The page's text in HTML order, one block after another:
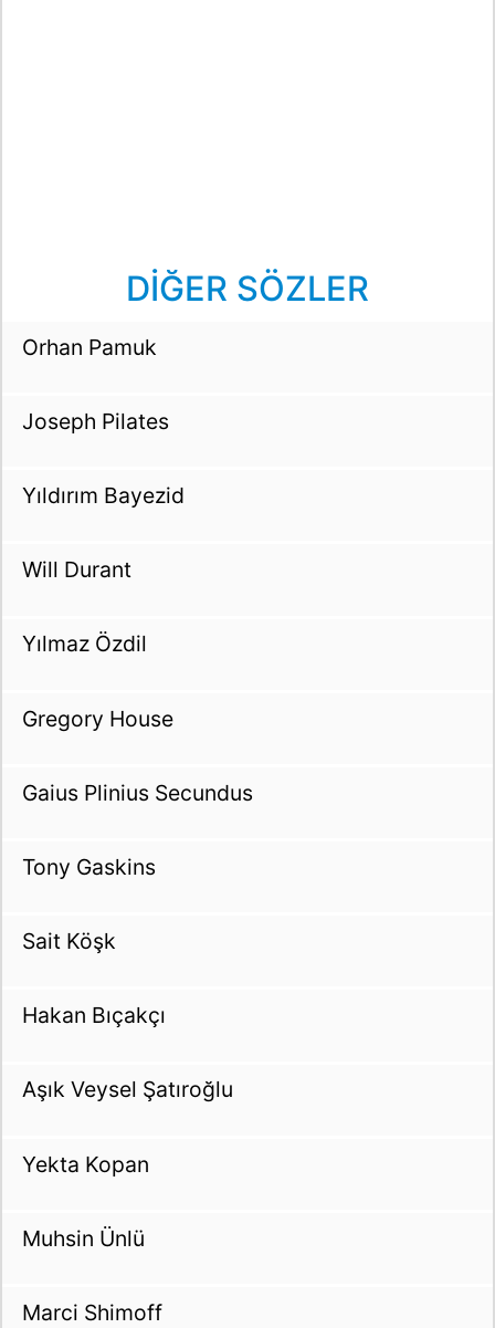
DİĞER SÖZLER
Orhan Pamuk
Joseph Pilates
Yıldırım Bayezid
Will Durant
Yılmaz Özdil
Gregory House
Gaius Plinius Secundus
Tony Gaskins
Sait Köşk
Hakan Bıçakçı
Aşık Veysel Şatıroğlu
Yekta Kopan
Muhsin Ünlü
Marci Shimoff